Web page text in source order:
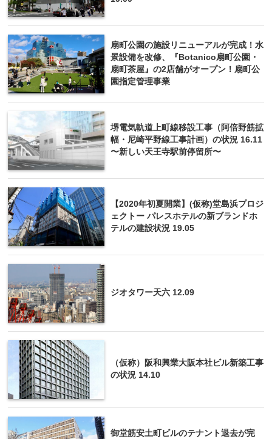
扇町公園の施設リニューアルが完成！水
景設備を改修、『Botanico扇町公園・
扇町茶屋』の2店舗がオープン！扇町公
園指定管理事業
堺電気軌道上町線移設工事（阿倍野筋拡
幅・尼崎平野線工事計画）の状況 16.11
〜新しい天王寺駅前停留所〜
【2020年初夏開業】(仮称)堂島浜プロジ
ェクトー パレスホテルの新ブランドホ
テルの建設状況 19.05
ジオタワー天六 12.09
（仮称）阪和興業大阪本社ビル新築工事
の状況 14.10
御堂筋安土町ビルのテナント退去が完